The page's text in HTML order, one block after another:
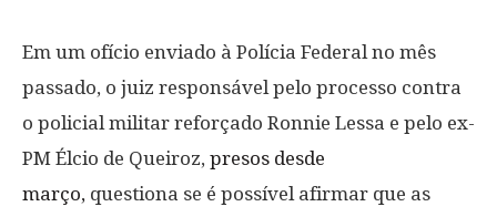
Em um ofício enviado à Polícia Federal no mês
passado, o juiz responsável pelo processo contra
o policial militar reforçado Ronnie Lessa e pelo ex-
PM Élcio de Queiroz, presos desde
março, questiona se é possível afirmar que as